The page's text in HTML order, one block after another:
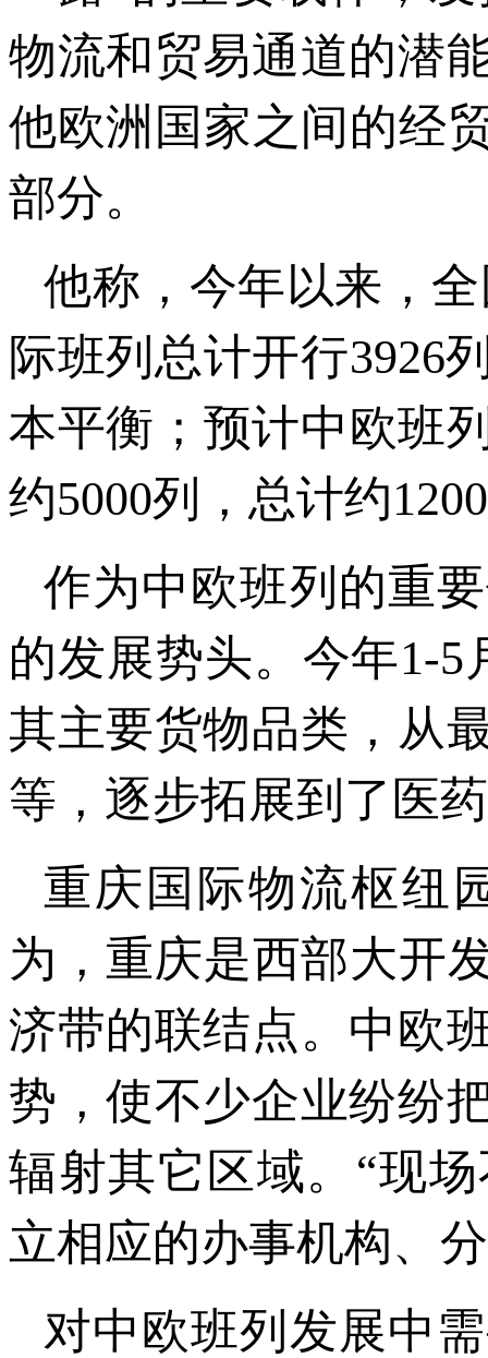
物流和贸易通道的潜
他欧洲国家之间的经
部分。
他称，今年以来，
际班列总计开行3926
本平衡；预计中欧班
约5000列，总计约
作为中欧班列的重
的发展势头。今年1-
其主要货物品类，从
等，逐步拓展到了医
重庆国际物流枢纽
为，重庆是西部大开
济带的联结点。中欧
势，使不少企业纷纷
辐射其它区域。“现
立相应的办事机构、
对中欧班列发展中